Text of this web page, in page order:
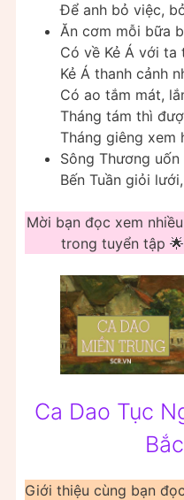
Để anh bỏ việc,
Ăn cơm mỗi bữa
Có về Kẻ Á với ta
Kẻ Á thanh cảnh
Có ao tắm mát,
Tháng tám thì
Tháng giêng xem
Sông Thương
Bến Tuần giỏi
Mời bạn đọc xem
trong tuyển tập 🌟
Ca Dao Tục
Giới thiệu cùng bạn